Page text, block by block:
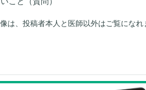
は、投稿者本人と医師以外はご覧になれ